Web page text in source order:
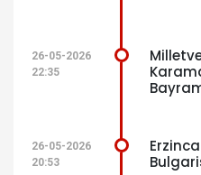
26-05-2026
22:35
26-05-2026
20:53